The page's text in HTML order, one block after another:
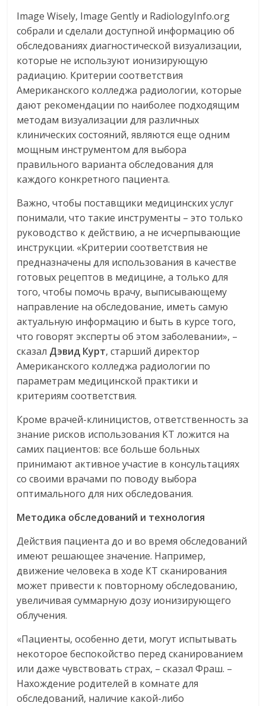
Image Wisely, Image Gently и RadiologyInfo.org
собрали и сделали доступной информацию об
обследованиях диагностической визуализации,
которые не используют ионизирующую
радиацию. Критерии соответствия
Американского колледжа радиологии, которые
дают рекомендации по наиболее подходящим
методам визуализации для различных
клинических состояний, являются еще одним
мощным инструментом для выбора
правильного варианта обследования для
каждого конкретного пациента.
Важно, чтобы поставщики медицинских услуг
понимали, что такие инструменты – это только
руководство к действию, а не исчерпывающие
инструкции. «Критерии соответствия не
предназначены для использования в качестве
готовых рецептов в медицине, а только для
того, чтобы помочь врачу, выписывающему
направление на обследование, иметь самую
актуальную информацию и быть в курсе того,
что говорят эксперты об этом заболевании», –
сказал Дэвид Курт, старший директор
Американского колледжа радиологии по
параметрам медицинской практики и
критериям соответствия.
Кроме врачей-клиницистов, ответственность за
знание рисков использования КТ ложится на
самих пациентов: все больше больных
принимают активное участие в консультациях
со своими врачами по поводу выбора
оптимального для них обследования.
Методика обследований и технология
Действия пациента до и во время обследований
имеют решающее значение. Например,
движение человека в ходе КТ сканирования
может привести к повторному обследованию,
увеличивая суммарную дозу ионизирующего
облучения.
«Пациенты, особенно дети, могут испытывать
некоторое беспокойство перед сканированием
или даже чувствовать страх, – сказал Фраш. –
Нахождение родителей в комнате для
обследований, наличие какой-либо